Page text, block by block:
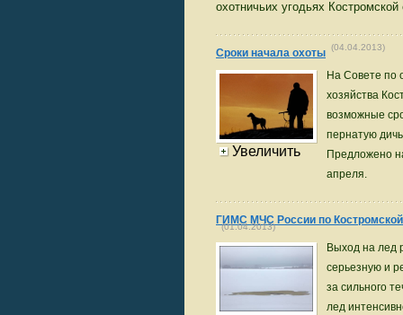
охотничьих угодьях Костромской
Сроки начала охоты (04.04.2013)
Увеличить
На Совете по
хозяйства
возможные
пернатую
Предложено
апреля.
ГИМС МЧС России по
(01.04.2013)
Выход на лед
серьезную и
за сильного
лед